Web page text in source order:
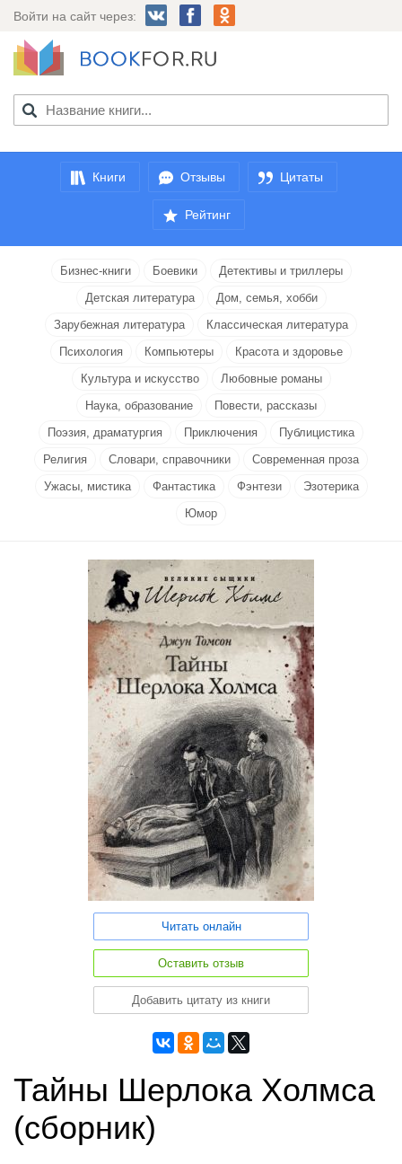
Войти на сайт через:
Книги Отзывы Цитаты
Рейтинг
Бизнес-книги Боевики
Детективы и триллеры
Детская литература
Дом, семья, хобби
Зарубежная литература
Классическая литература
Психология
Компьютеры
Красота и здоровье
Культура и искусство
Любовные романы
Наука, образование
Повести, рассказы
Поэзия, драматургия
Приключения
Публицистика
Религия
Словари, справочники
Современная проза
Ужасы, мистика
Фантастика Фэнтези
Эзотерика
Юмор
Читать онлайн
Оставить отзыв
Добавить цитату из книги
Тайны Шерлока Холмса
(сборник)